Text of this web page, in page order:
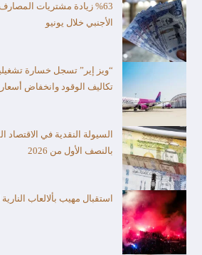
%63 زيادة مشتريات
الأجنبي خلال يونيو
“ويز إير” تسجل خسارة
تكاليف الوقود وانخفاض أسعار
بالنصف الأول من 2026
استقبال مهيب بألالعاب